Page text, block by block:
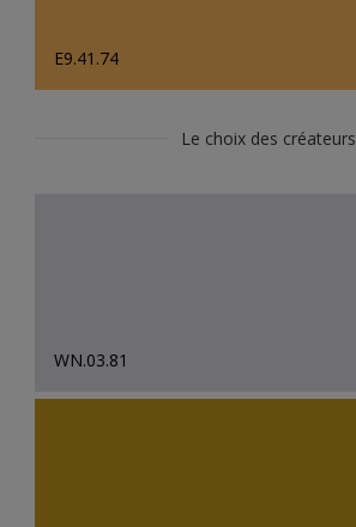
E9.41.74
Le choix des créateurs
WN.03.81